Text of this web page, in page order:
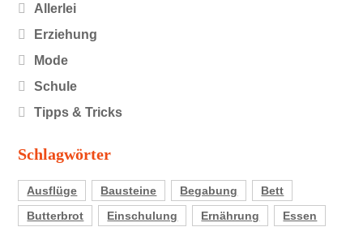
Allerlei
Erziehung
Mode
Schule
Tipps & Tricks
Schlagwörter
Ausflüge Bausteine Begabung
Bett
Butterbrot
Einschulung Ernährung
Essen